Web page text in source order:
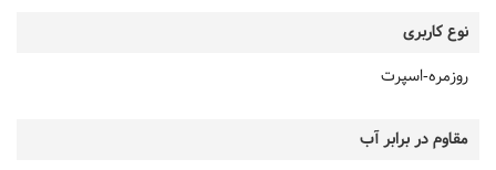
نوع کاربری
روزمره-اسپرت
مقاوم در برابر آب